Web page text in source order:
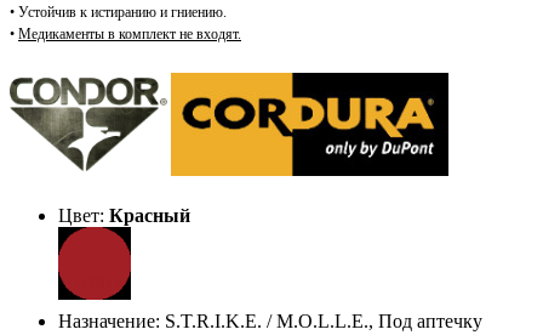
• Устойчив к истиранию и гниению.
• Медикаменты в комплект не входят.
Цвет: Красный
Назначение: S.T.R.I.K.E. / M.O.L.L.E., Под аптечку